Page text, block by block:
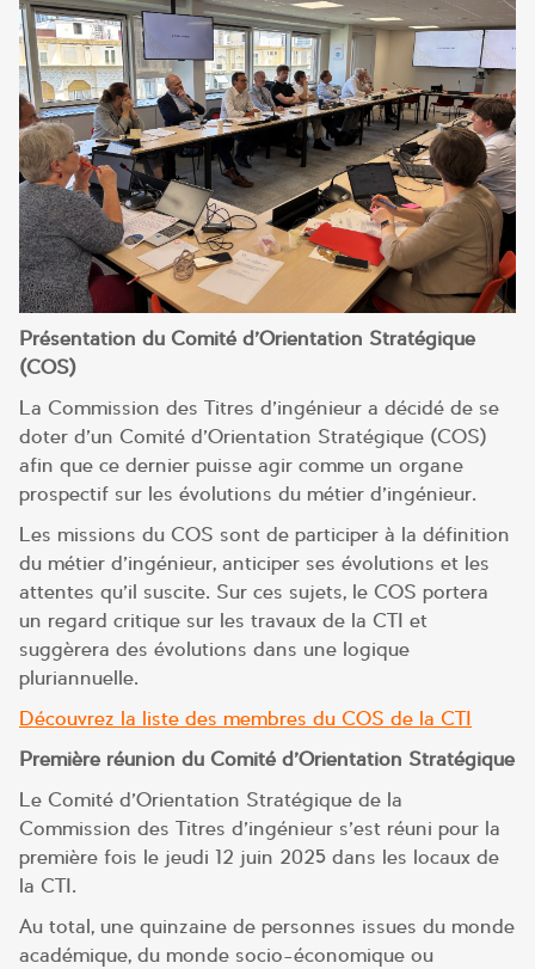
Présentation du Comité d’Orientation Stratégique
(COS)
La Commission des Titres d’ingénieur a décidé de se
doter d’un Comité d’Orientation Stratégique (COS)
afin que ce dernier puisse agir comme un organe
prospectif sur les évolutions du métier d’ingénieur.
Les missions du COS sont de participer à la définition
du métier d’ingénieur, anticiper ses évolutions et les
attentes qu’il suscite. Sur ces sujets, le COS portera
un regard critique sur les travaux de la CTI et
suggèrera des évolutions dans une logique
pluriannuelle.
Découvrez la liste des membres du COS de la CTI
Première réunion du Comité d’Orientation Stratégique
Le Comité d’Orientation Stratégique de la
Commission des Titres d’ingénieur s’est réuni pour la
première fois le jeudi 12 juin 2025 dans les locaux de
la CTI.
Au total, une quinzaine de personnes issues du monde
académique, du monde socio-économique ou